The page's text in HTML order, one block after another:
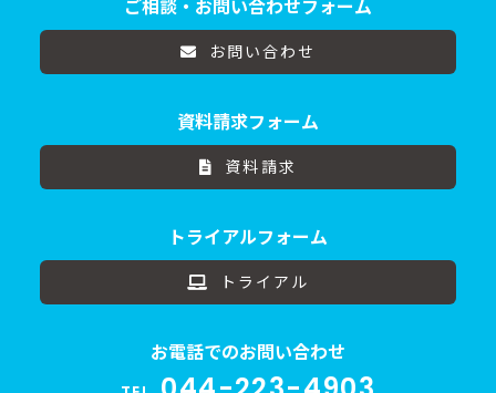
お問い合わせ
資料請求フォーム
資料請求
トライアルフォーム
トライアル
お電話でのお問い合わせ